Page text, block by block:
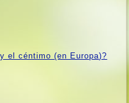
el céntimo (en Europa)?